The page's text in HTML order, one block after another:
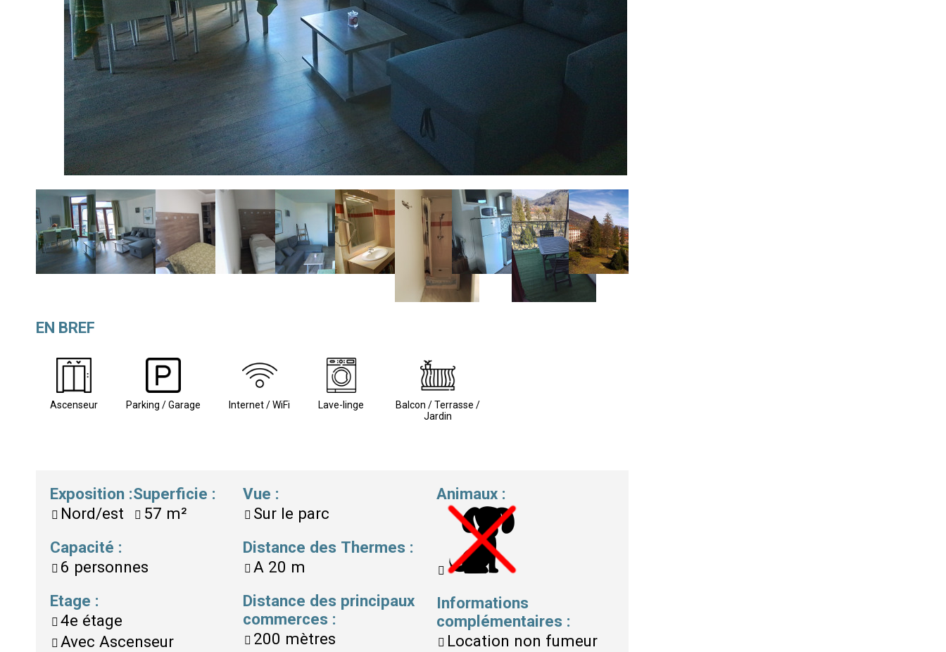
EN BREF
Ascenseur Parking / Garage Internet / WiFi Lave-linge
Balcon / Terrasse /
Jardin
Exposition :
Nord/est
Superficie :
57 m²
Capacité :
6 personnes
Etage :
4e étage
Avec Ascenseur
Vue :
Sur le parc
Distance des Thermes :
A 20 m
Distance des principaux
commerces :
200 mètres
Animaux :
Informations
complémentaires :
Location non fumeur